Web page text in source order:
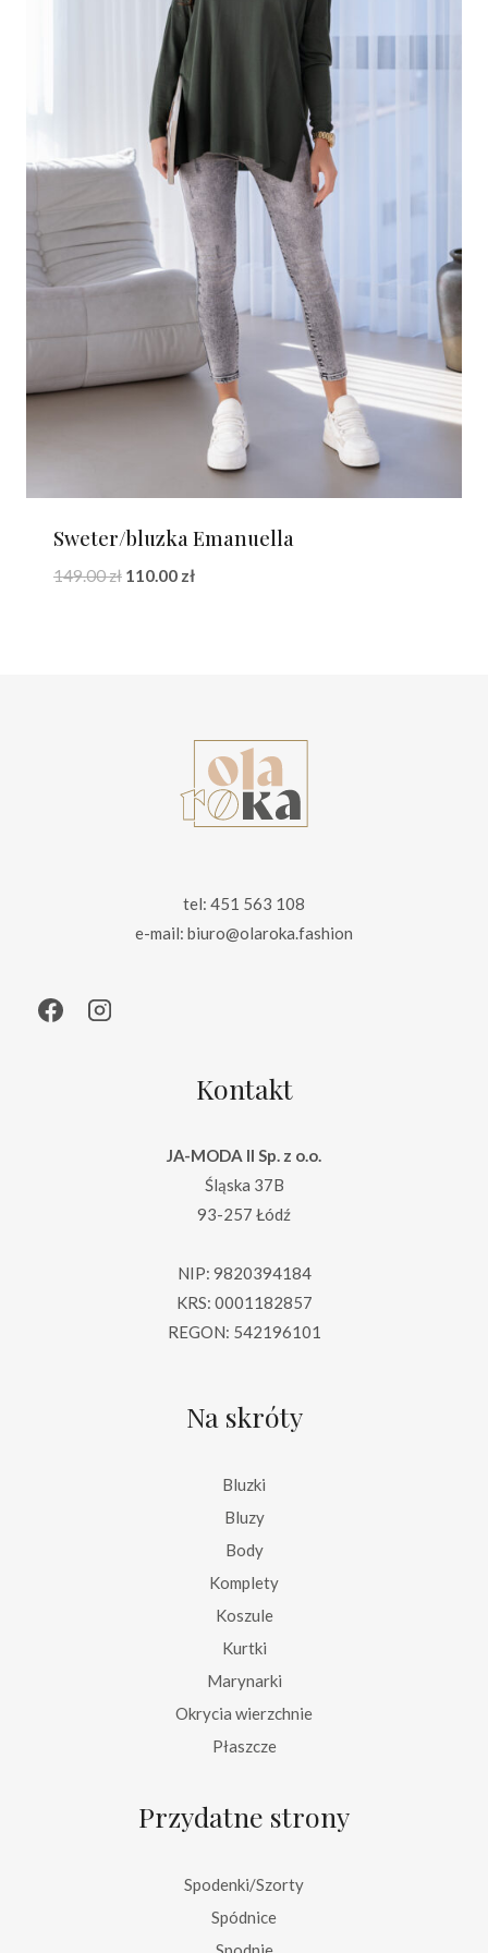
Sweter/bluzka Emanuella
149.00zł Pierwotna
110.00 złAktualna
tel: 451 563 108
e-mail: biuro@olaroka.fashion
Kontakt
JA-MODA II Sp. z o.o.
Śląska 37B
93-257 Łódź
NIP: 9820394184
KRS: 0001182857
REGON: 542196101
Na skróty
Bluzki
Bluzy
Body
Komplety
Koszule
Kurtki
Marynarki
Okrycia wierzchnie
Płaszcze
Przydatne strony
Spodenki/Szorty
Spódnice